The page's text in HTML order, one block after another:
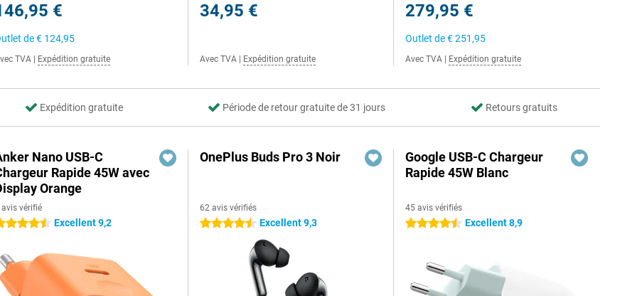
€
de€ 124,95
TVA Expédition gratuite
34,95 €
Avec TVA Expédition gratuite
279,95 €
Outlet de€ 251,95
Avec TVA Expédition gratuite
Expédition gratuite Période de retour gratuite de 31 jours Retours gratuits
Nano USB-C
Rapide 45W avec
Orange
avis vérifié
étoiles Excellent 9,2
OnePlus Buds Pro 3 Noir
62 avis vérifiés
4.5 étoiles Excellent 9,3
Google USB-C Chargeur
Rapide 45W Blanc
45 avis vérifiés
4.5 étoiles Excellent 8,9